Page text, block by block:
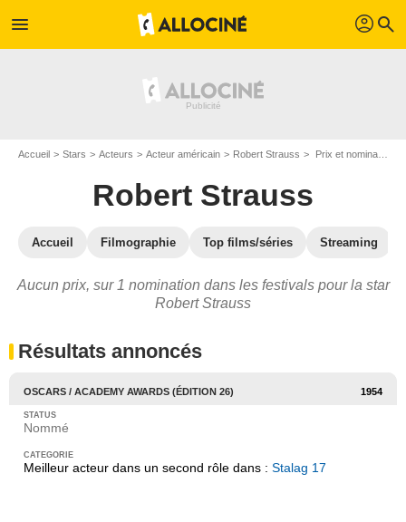
menu profil search
Accueil Stars Acteurs Acteur américain Robert Strauss Prix et nominations de Robert Strauss
Robert Strauss
Accueil Filmographie Top films/séries Streaming
Aucun prix, sur 1 nomination dans les festivals pour la star
Robert Strauss
Résultats annoncés
OSCARS / ACADEMY AWARDS (ÉDITION 26) 1954
Nommé
Meilleur acteur dans un second rôle dans : Stalag 17